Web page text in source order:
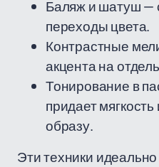
Баляж и шатуш —
переходы цвета.
Контрастные
акцента на
Тонирование в
придает
образу.
Эти техники